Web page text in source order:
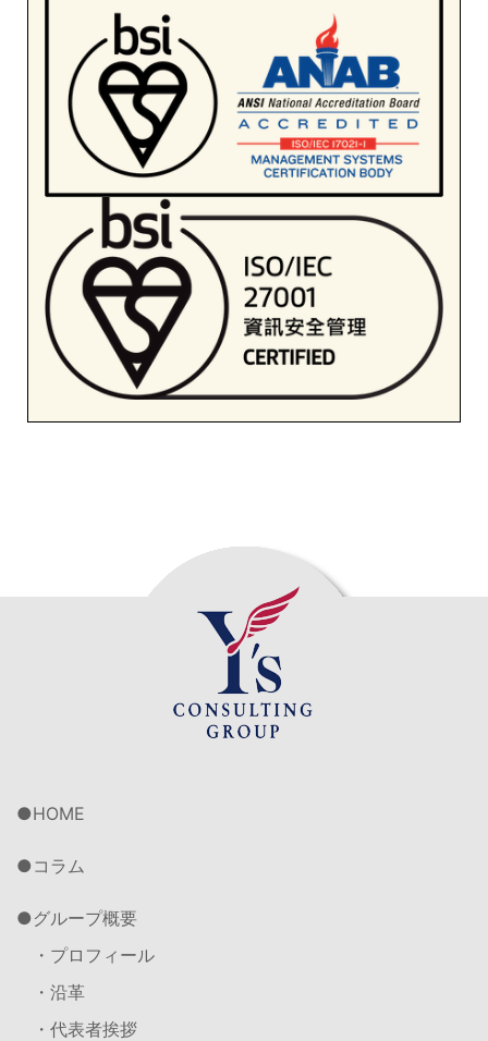
HOME
コラム
グループ概要
・プロフィール
・沿革
・代表者挨拶